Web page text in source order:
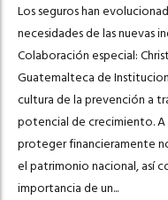
Los seguros han
necesidades de las nuevas
Colaboración especial:
Guatemalteca de
cultura de la prevención a
potencial de crecimiento.
proteger financieramente
el patrimonio nacional, así
importancia de un...